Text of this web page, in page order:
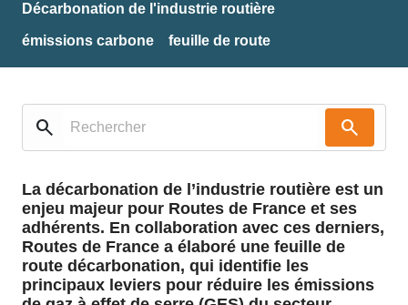
Décarbonation de l'industrie routière
émissions carbone feuille de route
search search
La décarbonation de l’industrie routière est un
enjeu majeur pour Routes de France et ses
adhérents. En collaboration avec ces derniers,
Routes de France a élaboré une feuille de
route décarbonation, qui identifie les
principaux leviers pour réduire les émissions